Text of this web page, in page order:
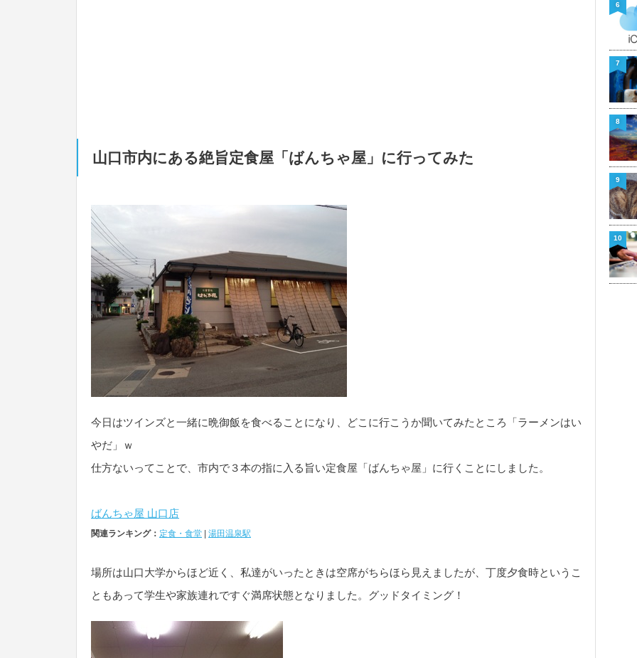
山口市内にある絶旨定食屋「ばんちゃ屋」に行ってみた
今日はツインズと一緒に晩御飯を食べることになり、どこに行こうか聞いてみたところ「ラーメンはい
やだ」ｗ
仕方ないってことで、市内で３本の指に入る旨い定食屋「ばんちゃ屋」に行くことにしました。
ばんちゃ屋 山口店
関連ランキング： 定食・食堂 湯田温泉駅
場所は山口大学からほど近く、私達がいったときは空席がちらほら見えましたが、丁度夕食時というこ
ともあって学生や家族連れですぐ満席状態となりました。グッドタイミング！
6
7
8
9
10